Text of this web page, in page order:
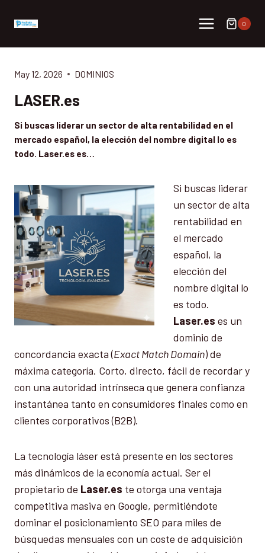
0
May 12, 2026 DOMINIOS
LASER.es
Si buscas liderar un sector de alta rentabilidad en el
mercado español, la elección del nombre digital lo es
todo. Laser.es es…
Si buscas liderar
un sector de alta
rentabilidad en
el mercado
español, la
elección del
nombre digital lo
es todo.
Laser.es es un
dominio de
concordancia exacta (Exact Match Domain) de
máxima categoría. Corto, directo, fácil de recordar y
con una autoridad intrínseca que genera confianza
instantánea tanto en consumidores finales como en
clientes corporativos (B2B).
La tecnología láser está presente en los sectores
más dinámicos de la economía actual. Ser el
propietario de Laser.es te otorga una ventaja
competitiva masiva en Google, permitiéndote
dominar el posicionamiento SEO para miles de
búsquedas mensuales con un coste de adquisición